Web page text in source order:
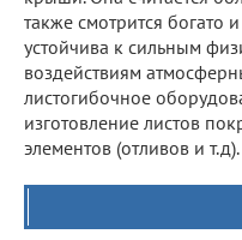
также смотрится богато
устойчива к сильным
воздействиям
листогибочное
изготовление листов
элементов (отливов и т.д).